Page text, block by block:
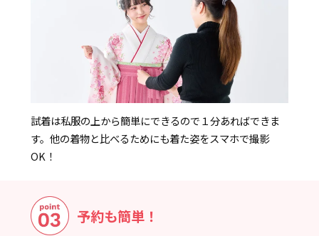
試着は私服の上から簡単にできるので１分あればできま
す。他の着物と比べるためにも着た姿をスマホで撮影
OK！
予約も簡単！